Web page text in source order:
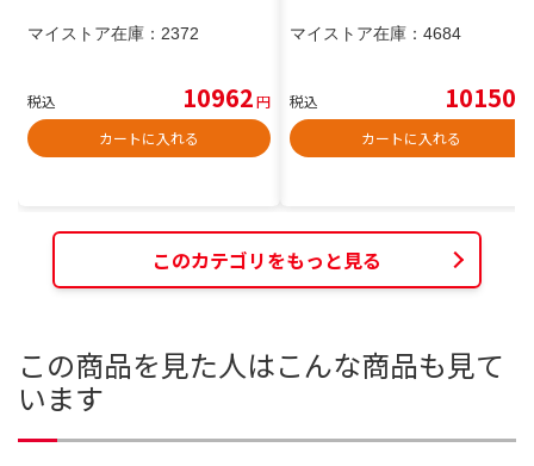
マイストア在庫： 2372
税込 10962円
カートに入れる
マイストア在庫： 4684
税込 10150
カートに入れる
このカテゴリをもっと見る
この商品を見た人はこんな商品も見て
います